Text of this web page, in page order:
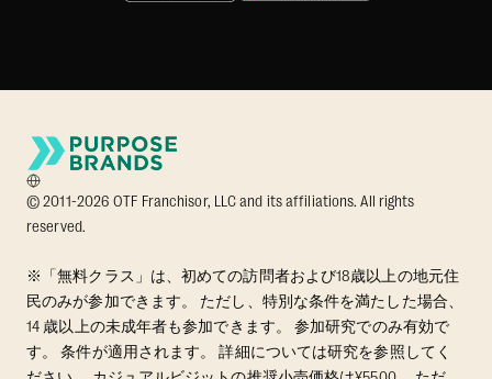
© 2011-2026 OTF Franchisor, LLC and its affiliations. All rights
reserved.
※「無料クラス」は、初めての訪問者および18歳以上の地元住
民のみが参加できます。 ただし、特別な条件を満たした場合、
14 歳以上の未成年者も参加できます。 参加研究でのみ有効で
す。 条件が適用されます。 詳細については研究を参照してく